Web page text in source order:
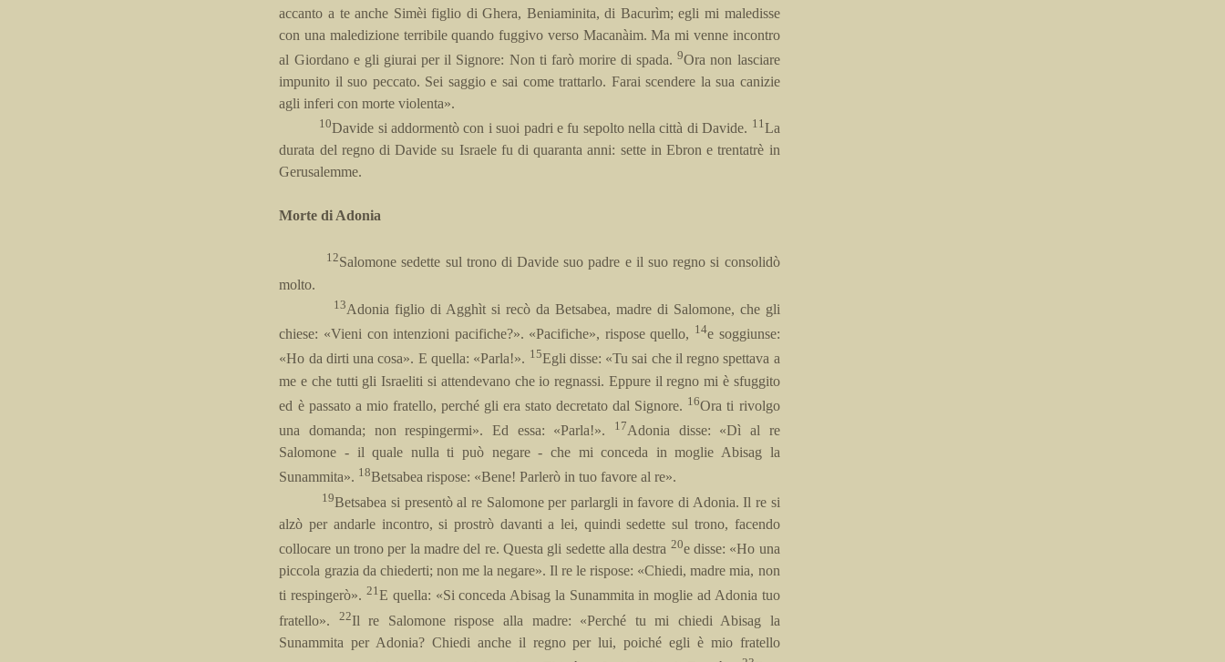
accanto a te anche Simèi figlio di Ghera, Beniaminita, di Bacurìm; egli mi maledisse
con una maledizione terribile quando fuggivo verso Macanàim. Ma mi venne incontro
al Giordano e gli giurai per il Signore: Non ti farò morire di spada.9Ora non lasciare
impunito il suo peccato. Sei saggio e sai come trattarlo. Farai scendere la sua canizie
agli inferi con morte violenta».
10Davide si addormentò con i suoi padri e fu sepolto nella città di Davide. 11 La
durata del regno di Davide su Israele fu di quaranta anni: sette in Ebron e trentatrè in
Gerusalemme.
Morte di Adonia
12Salomone sedette sul trono di Davide suo padre e il suo regno si consolidò
molto.
13Adonia figlio di Agghìt si recò da Betsabea, madre di Salomone, che gli
chiese: «Vieni con intenzioni pacifiche?». «Pacifiche», rispose quello, 14e soggiunse:
«Ho da dirti una cosa». E quella: «Parla!». 15Egli disse: «Tu sai che il regno spettava a
me e che tutti gli Israeliti si attendevano che io regnassi. Eppure il regno mi è sfuggito
ed è passato a mio fratello, perché gli era stato decretato dal Signore. 16Ora ti rivolgo
una domanda; non respingermi». Ed essa: «Parla!».
17Adonia disse: «Dì al re
Salomone - il quale nulla ti può negare - che mi conceda in moglie Abisag la
Sunammita». 18Betsabea rispose: «Bene! Parlerò in tuo favore al re».
19Betsabea si presentò al re Salomone per parlargli in favore di Adonia. Il re si
alzò per andarle incontro, si prostrò davanti a lei, quindi sedette sul trono, facendo
collocare un trono per la madre del re. Questa gli sedette alla destra 20e disse: «Ho una
piccola grazia da chiederti; non me la negare». Il re le rispose: «Chiedi, madre mia, non
ti respingerò».21E quella: «Si conceda Abisag la Sunammita in moglie ad Adonia tuo
fratello».
22Il re Salomone rispose alla madre: «Perché tu mi chiedi Abisag la
Sunammita per Adonia? Chiedi anche il regno per lui, poiché egli è mio fratello